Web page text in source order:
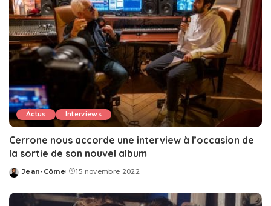
Actus Interviews
Cerrone nous accorde une interview à l’occasion de
la sortie de son nouvel album
Posted
Jean-Côme 15 novembre 2022